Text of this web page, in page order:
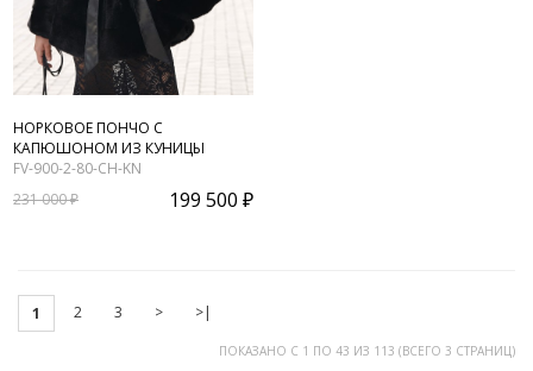
НОРКОВОЕ ПОНЧО С
КАПЮШОНОМ ИЗ КУНИЦЫ
FV-900-2-80-CH-KN
231 000 ₽
199 500 ₽
1 2 3 > >|
ПОКАЗАНО С 1 ПО 43 ИЗ 113 (ВСЕГО 3 СТРАНИЦ)